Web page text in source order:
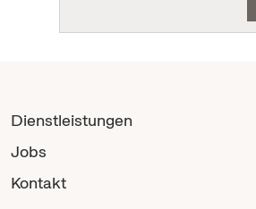
Dienstleistungen
Jobs
Kontakt